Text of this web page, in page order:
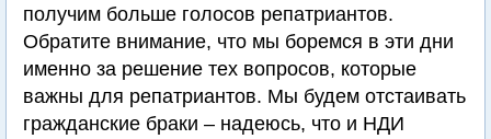
получим больше голосов репатриантов.
Обратите внимание, что мы боремся в эти дни
именно за решение тех вопросов, которые
важны для репатриантов. Мы будем отстаивать
гражданские браки – надеюсь, что и НДИ